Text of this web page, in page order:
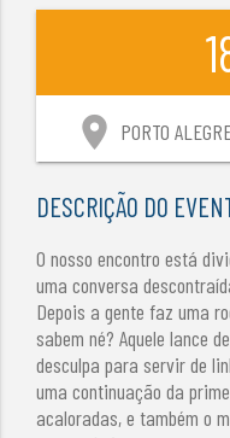
location_on PORTO
DESCRIÇÃO DO
O nosso encontro está
uma conversa
Depois a gente faz uma
sabem né? Aquele lance
desculpa para servir de
uma continuação da
acaloradas, e também o